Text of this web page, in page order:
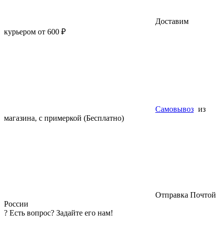
Доставим
курьером от 600 ₽
Самовывоз из
магазина, с примеркой (Бесплатно)
Отправка Почтой
России
? Есть вопрос? Задайте его нам!